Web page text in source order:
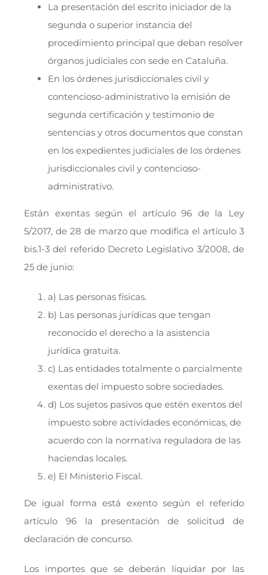
La presentación del escrito iniciador de la
segunda o superior instancia del
procedimiento principal que deban resolver
órganos judiciales con sede en Cataluña.
En los órdenes jurisdiccionales civil y
contencioso-administrativo la emisión de
segunda certificación y testimonio de
sentencias y otros documentos que constan
en los expedientes judiciales de los órdenes
jurisdiccionales civil y contencioso-
administrativo.
Están exentas según el artículo 96 de la Ley
5/2017, de 28 de marzo que modifica el artículo 3
bis.1-3 del referido Decreto Legislativo 3/2008, de
25 de junio:
a) Las personas físicas.
b) Las personas jurídicas que tengan
reconocido el derecho a la asistencia
jurídica gratuita.
c) Las entidades totalmente o parcialmente
exentas del impuesto sobre sociedades.
d) Los sujetos pasivos que estén exentos del
impuesto sobre actividades económicas, de
acuerdo con la normativa reguladora de las
haciendas locales.
e) El Ministerio Fiscal.
De igual forma está exento según el referido
artículo 96 la presentación de solicitud de
declaración de concurso.
Los importes que se deberán liquidar por las